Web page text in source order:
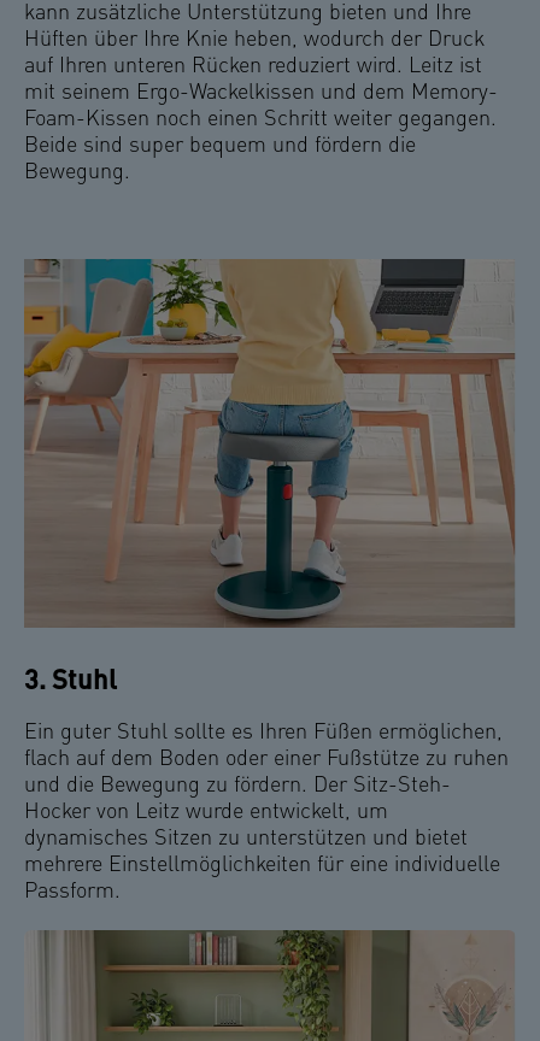
kann zusätzliche Unterstützung bieten und Ihre
Hüften über Ihre Knie heben, wodurch der Druck
auf Ihren unteren Rücken reduziert wird. Leitz ist
mit seinem Ergo-Wackelkissen und dem Memory-
Foam-Kissen noch einen Schritt weiter gegangen.
Beide sind super bequem und fördern die
Bewegung.
3. Stuhl
Ein guter Stuhl sollte es Ihren Füßen ermöglichen,
flach auf dem Boden oder einer Fußstütze zu ruhen
und die Bewegung zu fördern. Der Sitz-Steh-
Hocker von Leitz wurde entwickelt, um
dynamisches Sitzen zu unterstützen und bietet
mehrere Einstellmöglichkeiten für eine individuelle
Passform.